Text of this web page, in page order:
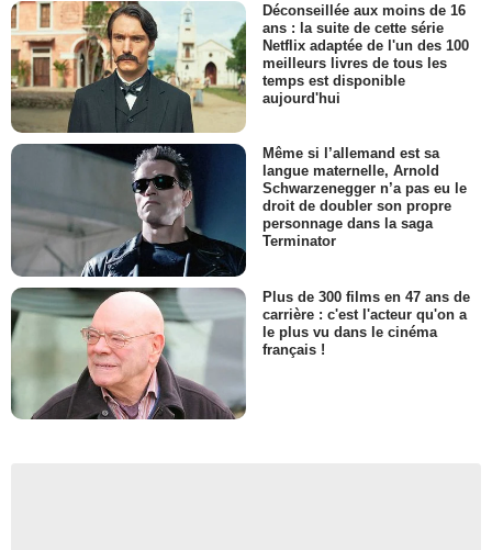
Déconseillée aux moins de 16
ans : la suite de cette série
Netflix adaptée de l'un des 100
meilleurs livres de tous les
temps est disponible
aujourd'hui
Même si l’allemand est sa
langue maternelle, Arnold
Schwarzenegger n’a pas eu le
droit de doubler son propre
personnage dans la saga
Terminator
Plus de 300 films en 47 ans de
carrière : c'est l'acteur qu'on a
le plus vu dans le cinéma
français !